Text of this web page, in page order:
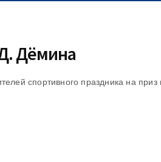
Дёмина
спортивного праздника на